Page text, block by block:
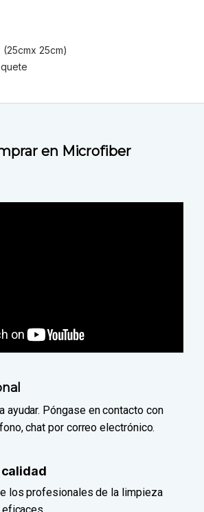
(25cmx 25cm)
en Microfiber
ayudar. Póngase en contacto con
chat por correo electrónico.
los profesionales de la limpieza